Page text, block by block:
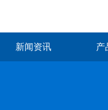
新闻资讯 产